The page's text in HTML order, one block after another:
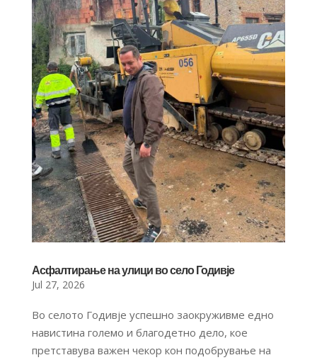
Асфалтирање на улици во село Годивје
Jul 27, 2026
Во селото Годивје успешно заокруживме едно
навистина големо и благодетно дело, кое
претставува важен чекор кон подобрување на